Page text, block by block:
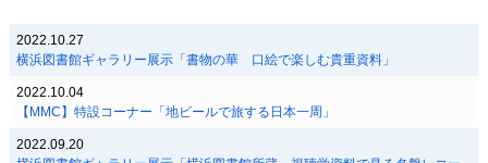
2022.10.27
横浜図書館ギャラリー展示「書物の華 口絵で楽しむ貴重資料」
2022.10.04
【MMC】特設コーナー「地ビールで旅する日本一周」
2022.09.20